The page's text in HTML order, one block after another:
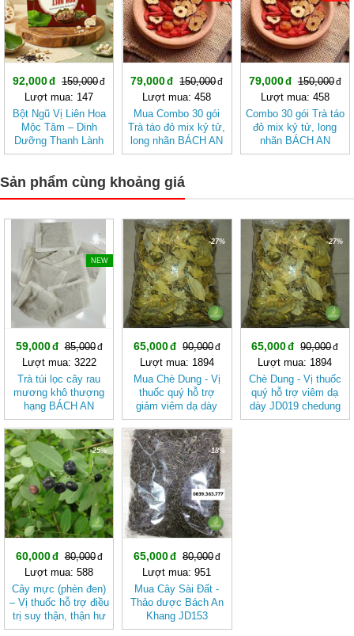
92,000
159,000
Lượt mua: 147
Bột Ngũ Vị Liên Hoa
Mộc Tâm – Dinh
Dưỡng Thanh Lành
Từ Gạo Lứt Và Hạt
79,000
150,000
Lượt mua: 458
Mua Combo 30 gói
Trà táo đỏ mix kỷ tử,
long nhãn BÁCH AN
KHANG - Trà Thảo
79,000
150,000
Lượt mua: 458
Combo 30 gói Trà táo
đỏ mix kỷ tử, long
nhãn BÁCH AN
KHANG
Sản phẩm cùng khoảng giá
-30%
NEW
59,000
85,000
Lượt mua: 3222
Trà túi lọc cây rau
mương khô thượng
hạng BÁCH AN
KHANG tốt cho
người HP dạ dày
-27%
65,000
90,000
Lượt mua: 1894
Mua Chè Dung - Vị
thuốc quý hỗ trợ
giảm viêm dạ dày
JD019 chedung v2
-27%
65,000
90,000
Lượt mua: 1894
Chè Dung - Vị thuốc
quý hỗ trợ viêm dạ
dày JD019 chedung
-25%
60,000
80,000
Lượt mua: 588
Cây mực (phèn đen)
– Vị thuốc hỗ trợ điều
trị suy thận, thận hư
jD206 caymuc
-18%
65,000
80,000
Lượt mua: 951
Mua Cây Sài Đất -
Thảo dược Bách An
Khang JD153
caysaidat v2